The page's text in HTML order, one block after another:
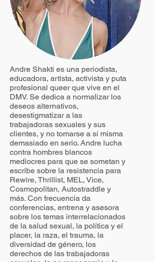
Andre Shakti es una periodista,
educadora, artista, activista y puta
profesional queer que vive en el
DMV. Se dedica a normalizar los
deseos alternativos,
desestigmatizar a las
trabajadoras sexuales y sus
clientes, y no tomarse a sí misma
demasiado en serio. Andre lucha
contra hombres blancos
mediocres para que se sometan y
escribe sobre la resistencia para
Rewire, Thrillist, MEL, Vice,
Cosmopolitan, Autostraddle y
más. Con frecuencia da
conferencias, entrena y asesora
sobre los temas interrelacionados
de la salud sexual, la política y el
placer, la raza, el trauma, la
diversidad de género, los
derechos de las trabajadoras